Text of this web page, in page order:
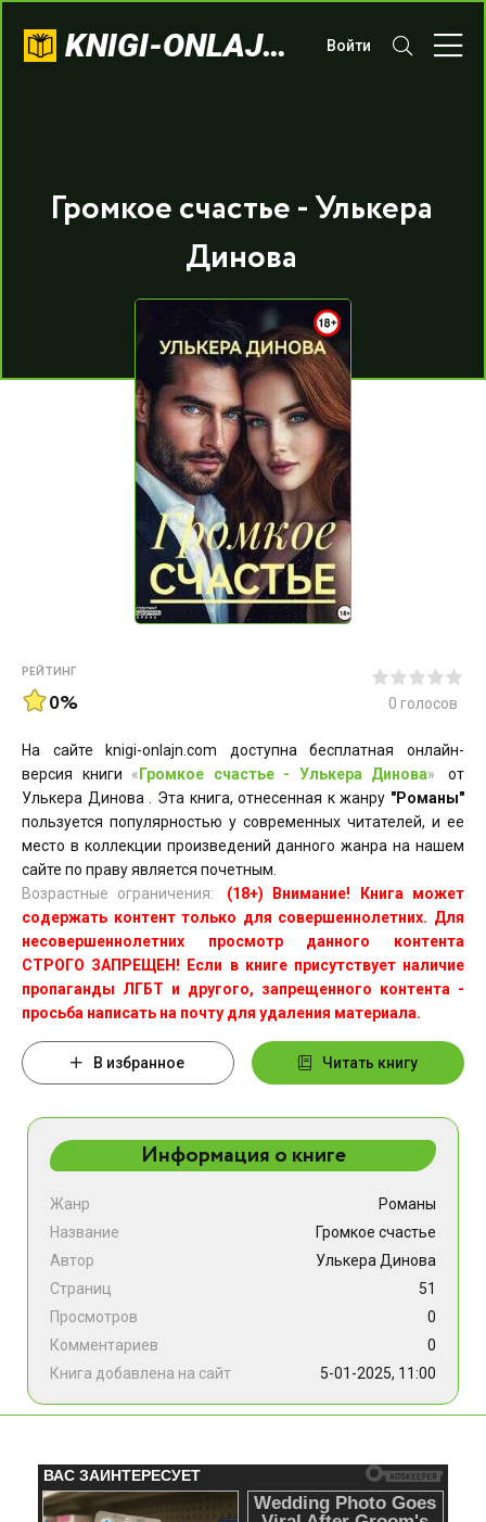
KNIGI-ONLAJN.COM Войти
Громкое счастье - Улькера
Динова
РЕЙТИНГ
0% 0 голосов
На сайте knigi-onlajn.com доступна бесплатная онлайн-
версия книги « Громкое счастье - Улькера Динова»
от
Улькера Динова . Эта книга, отнесенная к жанру "Романы"
пользуется популярностью у современных читателей, и ее
место в коллекции произведений данного жанра на нашем
сайте по праву является почетным.
Возрастные ограничения:
(18+) Внимание! Книга может
содержать контент только для совершеннолетних. Для
несовершеннолетних просмотр данного контента
СТРОГО ЗАПРЕЩЕН! Если в книге присутствует наличие
пропаганды ЛГБТ и другого, запрещенного контента -
просьба написать на почту для удаления материала.
В избранное Читать книгу
Информация о книге
Жанр
Романы
Название
Громкое счастье
Автор
Улькера Динова
Страниц
51
Просмотров
0
Комментариев
0
Книга добавлена на сайт
5-01-2025, 11:00